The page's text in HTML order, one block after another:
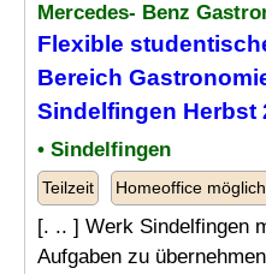
Mercedes- Benz
Flexible
Bereich
Sindelfingen Herbst
• Sindelfingen
Teilzeit Homeoffice möglich
[. .. ] Werk Sindelfingen
Aufgaben zu